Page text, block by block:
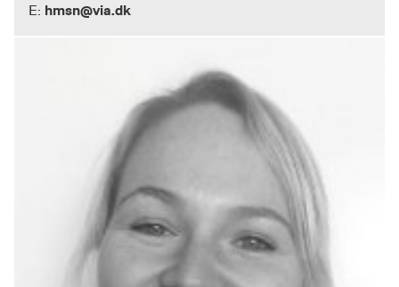
E: hmsn@via.dk